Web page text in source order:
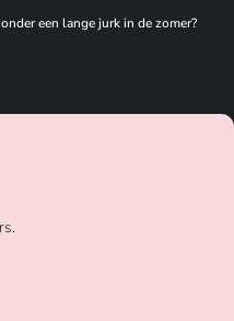
een lange jurk in de zomer?